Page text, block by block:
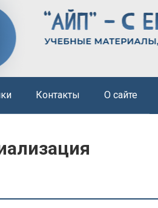
Контакты О сайте